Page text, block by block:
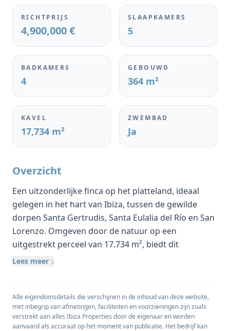
RICHTPRIJS
4,900,000 €
SLAAPKAMERS
5
BADKAMERS
4
GEBOUWD
364 m²
KAVEL
17,734 m²
ZWEMBAD
Ja
Overzicht
Een uitzonderlijke finca op het platteland, ideaal
gelegen in het hart van Ibiza, tussen de gewilde
dorpen Santa Gertrudis, Santa Eulalia del Río en San
Lorenzo. Omgeven door de natuur op een
uitgestrekt perceel van 17.734 m², biedt dit
superieure eigendom volledige privacy en rust,
het eiland.
Deze authentieke Ibizaanse finca is onlangs
Lees meer ↓
Alle eigendomsdetails die verschijnen in de inhoud van deze website,
met inbegrip van afmetingen, faciliteiten en voorzieningen zijn zoals
verstrekt aan alles Ibiza Properties door de eigenaar en worden
aanvaard als accuraat op het moment van publicatie. Het bedrijf kan